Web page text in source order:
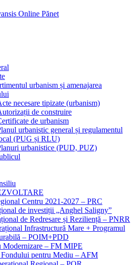
Online Pănet
urbanism și amenajarea
necesare tipizate (urbanism)
de construire
de urbanism
urbanistic general și regulamentul
(PUG și RLU)
urbanistice (PUD, PUZ)
Centru 2021-2027 – PRC
de investiții „Anghel Saligny”
de Redresare și Reziliență – PNRR
Infrastructură Mare + Programul
– POIM+PDD
Modernizare – FM MIPE
pentru Mediu – AFM